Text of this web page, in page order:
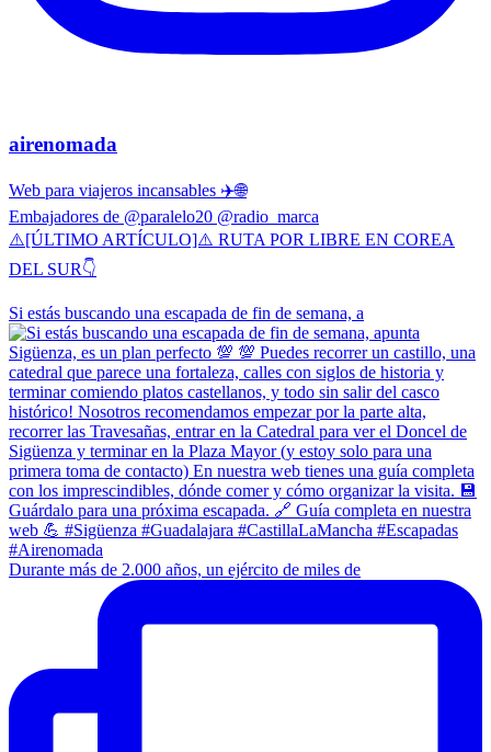
airenomada
Web para viajeros incansables ✈️🌐
Embajadores de @paralelo20 @radio_marca
⚠️[ÚLTIMO ARTÍCULO]⚠️ RUTA POR LIBRE EN COREA
DEL SUR👇
Si estás buscando una escapada de fin de semana, a
Durante más de 2.000 años, un ejército de miles de